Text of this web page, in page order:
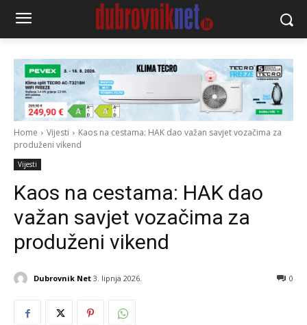
Home Vijesti
Kaos na cestama: HAK dao važan savjet vozačima za
produženi vikend
Vijesti
Kaos na cestama: HAK dao
važan savjet vozačima za
produženi vikend
Dubrovnik Net 3. lipnja 2026. 0